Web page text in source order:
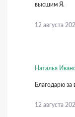
высшим Я.
12 августа
Наталья
Благодарю
12 августа